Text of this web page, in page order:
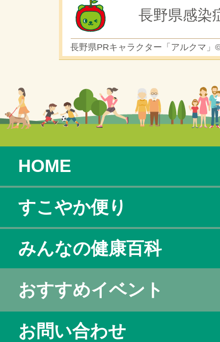
長野県感染
長野県PRキャラクター「アルクマ」
HOME
すこやか便り
みんなの健康百科
おすすめイベント
お問い合わせ